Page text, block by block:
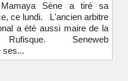
Mamaya Sène a tiré sa
ce lundi. L'ancien arbitre
a été aussi maire de la
Rufisque. Seneweb
ses...